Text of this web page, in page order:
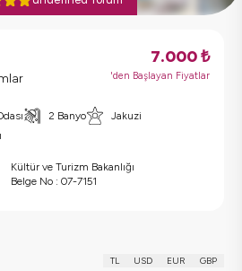
7.000₺
'den Başlayan Fiyatlar
2 Banyo
Jakuzi
Kültür ve Turizm Bakanlığı
Belge No : 07-7151
TL USD EUR GBP